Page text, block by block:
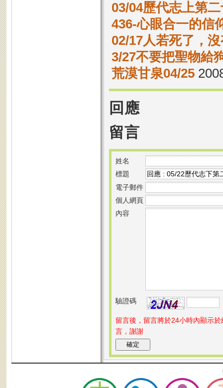
03/04歷代志上第
436-心眼合一的信
02/17人若死了，
3/27不要把聖物給
荒漠甘泉04/25
回應
留言
姓名
標題
電子郵件
個人網頁
內容
驗證碼
留言後，留言將於24小時內顯示
言，謝謝